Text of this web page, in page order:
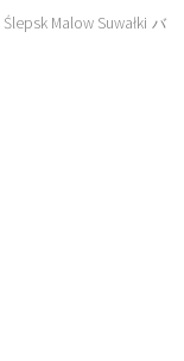
Ślepsk Malow Suwałki バ